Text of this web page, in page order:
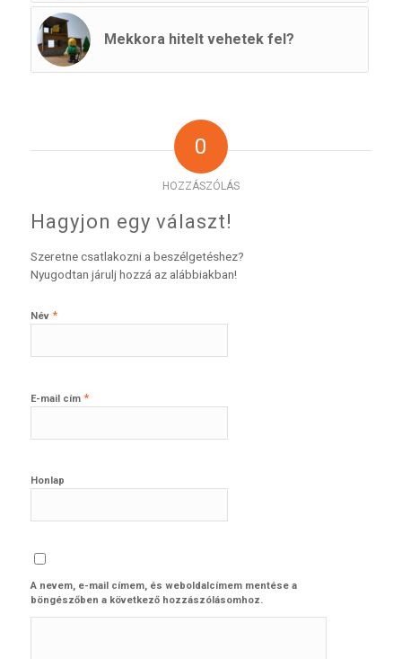
Mekkora hitelt vehetek fel?
0
HOZZÁSZÓLÁS
Hagyjon egy választ!
Szeretne csatlakozni a beszélgetéshez?
Nyugodtan járulj hozzá az alábbiakban!
Név *
E-mail cím *
Honlap
A nevem, e-mail címem, és weboldalcímem mentése a
böngészőben a következő hozzászólásomhoz.